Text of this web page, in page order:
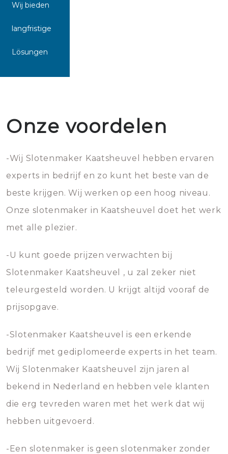
Wij bieden
langfristige
Lösungen
Onze voordelen
-Wij Slotenmaker Kaatsheuvel hebben ervaren
experts in bedrijf en zo kunt het beste van de
beste krijgen. Wij werken op een hoog niveau.
Onze slotenmaker in Kaatsheuvel doet het werk
met alle plezier.
-U kunt goede prijzen verwachten bij
Slotenmaker Kaatsheuvel , u zal zeker niet
teleurgesteld worden. U krijgt altijd vooraf de
prijsopgave.
-Slotenmaker Kaatsheuvel is een erkende
bedrijf met gediplomeerde experts in het team.
Wij Slotenmaker Kaatsheuvel zijn jaren al
bekend in Nederland en hebben vele klanten
die erg tevreden waren met het werk dat wij
hebben uitgevoerd.
-Een slotenmaker is geen slotenmaker zonder